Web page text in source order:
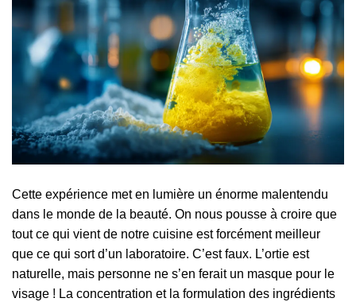
Cette expérience met en lumière un énorme malentendu
dans le monde de la beauté. On nous pousse à croire que
tout ce qui vient de notre cuisine est forcément meilleur
que ce qui sort d’un laboratoire. C’est faux. L’ortie est
naturelle, mais personne ne s’en ferait un masque pour le
visage ! La concentration et la formulation des ingrédients